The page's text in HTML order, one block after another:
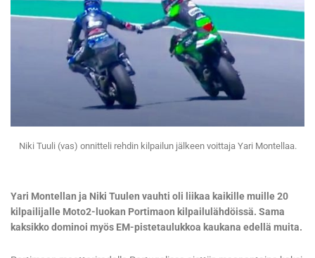
Niki Tuuli (vas) onnitteli rehdin kilpailun jälkeen voittaja Yari Montellaa.
Yari Montellan ja Niki Tuulen vauhti oli liikaa kaikille muille 20
kilpailijalle Moto2-luokan Portimaon kilpailulähdöissä. Sama
kaksikko dominoi myös EM-pistetaulukkoa kaukana edellä muita.